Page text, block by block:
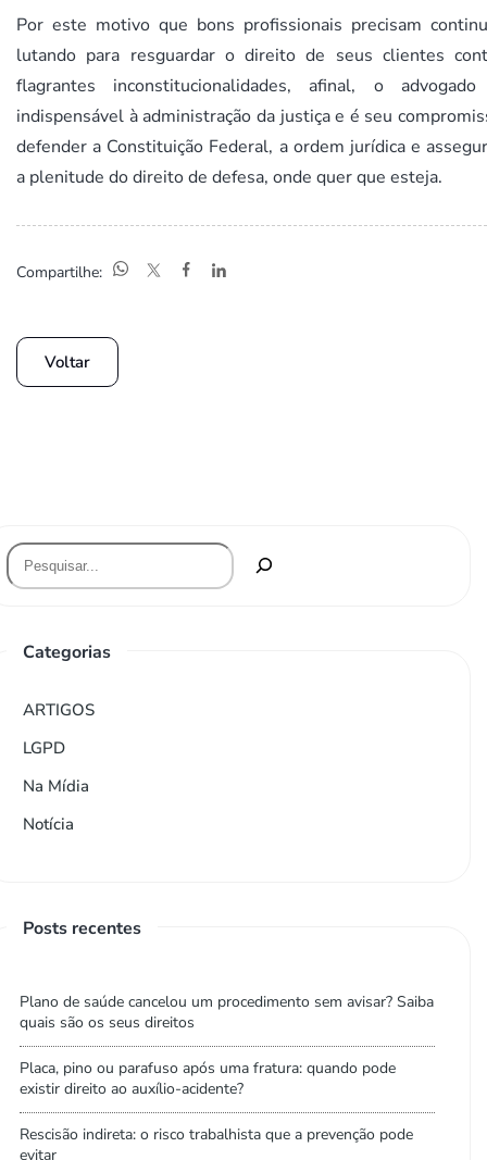
Por este motivo que bons profissionais precisam
lutando para resguardar o direito de seus clientes
flagrantes inconstitucionalidades, afinal, o
indispensável à administração da justiça e é seu
defender a Constituição Federal, a ordem jurídica e
a plenitude do direito de defesa, onde quer que esteja.
Compartilhe:
Voltar
Categorias
ARTIGOS
LGPD
Na Mídia
Notícia
Posts recentes
Plano de saúde cancelou um procedimento sem avisar? Saiba
quais são os seus direitos
Placa, pino ou parafuso após uma fratura: quando pode
existir direito ao auxílio-acidente?
Rescisão indireta: o risco trabalhista que a prevenção pode
evitar